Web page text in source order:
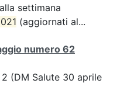
settimana
(aggiornati al...
numero 62
(DM Salute 30 aprile